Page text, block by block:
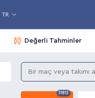
TR
Değerli Tahminler
31812